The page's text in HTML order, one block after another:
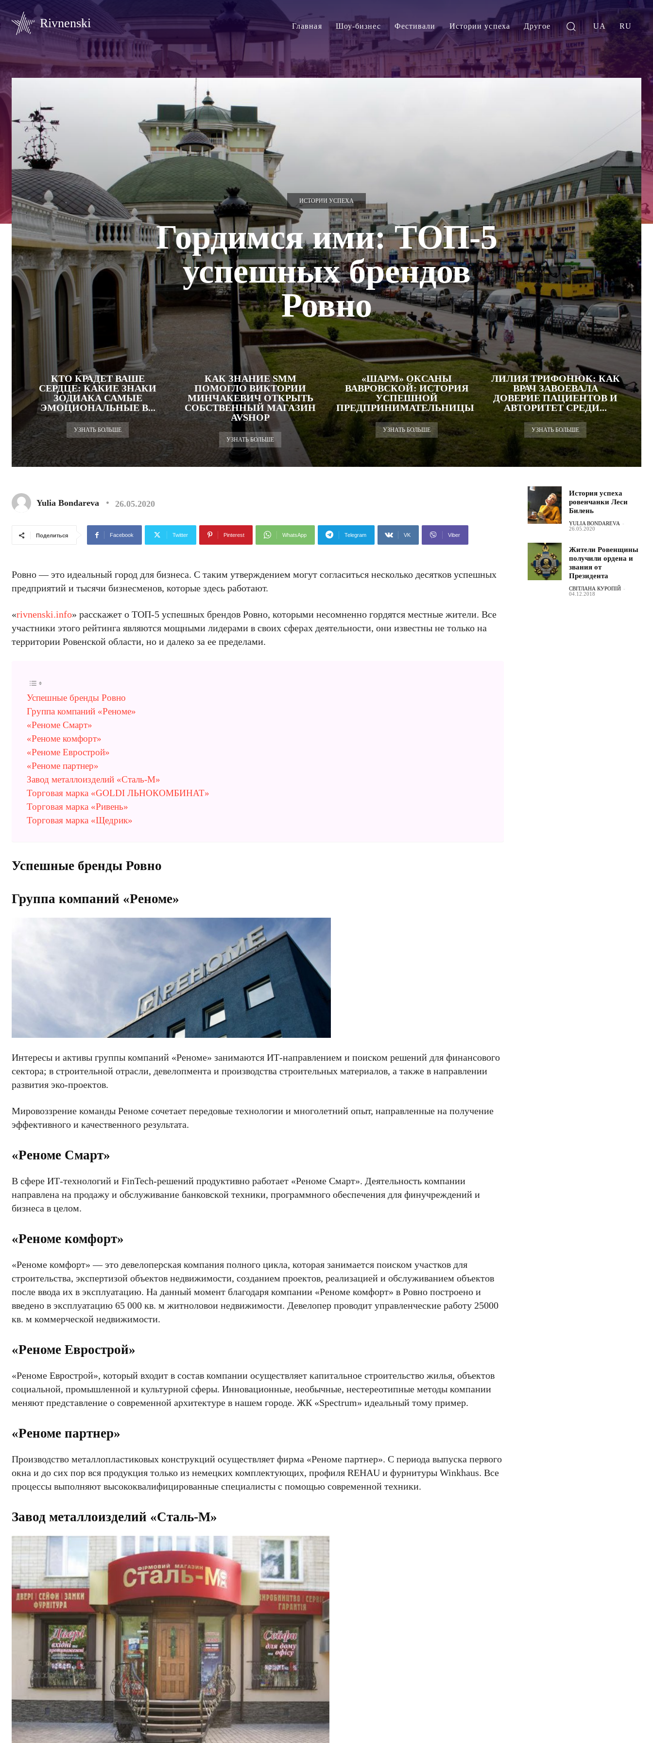
Rivnenski Главная Шоу-бизнес Фестивали Истории успеха Другое UA RU
ИСТОРИИ УСПЕХА
Гордимся ими: ТОП-5
успешных брендов
Ровно
КТО КРАДЕТ ВАШЕ
СЕРДЦЕ: КАКИЕ ЗНАКИ
ЗОДИАКА САМЫЕ
ЭМОЦИОНАЛЬНЫЕ В...
УЗНАТЬ БОЛЬШЕ
КАК ЗНАНИЕ SMM
ПОМОГЛО ВИКТОРИИ
МИНЧАКЕВИЧ ОТКРЫТЬ
СОБСТВЕННЫЙ МАГАЗИН
AVSHOP
УЗНАТЬ БОЛЬШЕ
«ШАРМ» ОКСАНЫ
ВАВРОВСКОЙ: ИСТОРИЯ
УСПЕШНОЙ
ПРЕДПРИНИМАТЕЛЬНИЦЫ
УЗНАТЬ БОЛЬШЕ
ЛИЛИЯ ТРИФОНЮК: КАК
ВРАЧ ЗАВОЕВАЛА
ДОВЕРИЕ ПАЦИЕНТОВ И
АВТОРИТЕТ СРЕДИ...
УЗНАТЬ БОЛЬШЕ
Yulia Bondareva 26.05.2020
Поделиться Facebook Twitter Pinterest WhatsApp Telegram VK Viber
Ровно — это идеальный город для бизнеса. С таким утверждением могут согласиться несколько десятков успешных
предприятий и тысячи бизнесменов, которые здесь работают.
«rivnenski.info» расскажет о ТОП-5 успешных брендов Ровно, которыми несомненно гордятся местные жители. Все
участники этого рейтинга являются мощными лидерами в своих сферах деятельности, они известны не только на
территории Ровенской области, но и далеко за ее пределами.
Успешные бренды Ровно
Группа компаний «Реноме»
«Реноме Смарт»
«Реноме комфорт»
«Реноме Еврострой»
«Реноме партнер»
Завод металлоизделий «Сталь-М»
Торговая марка «GOLDI ЛЬНОКОМБИНАТ»
Торговая марка «Ривень»
Торговая марка «Щедрик»
Успешные бренды Ровно
Группа компаний «Реноме»
Интересы и активы группы компаний «Реноме» занимаются ИТ-направлением и поиском решений для финансового
сектора; в строительной отрасли, девелопмента и производства строительных материалов, а также в направлении
развития эко-проектов.
Мировоззрение команды Реноме сочетает передовые технологии и многолетний опыт, направленные на получение
эффективного и качественного результата.
«Реноме Смарт»
В сфере ИТ-технологий и FinTech-решений продуктивно работает «Реноме Смарт». Деятельность компании
направлена ​​на продажу и обслуживание банковской техники, программного обеспечения для финучреждений и
бизнеса в целом.
«Реноме комфорт»
«Реноме комфорт» — это девелоперская компания полного цикла, которая занимается поиском участков для
строительства, экспертизой объектов недвижимости, созданием проектов, реализацией и обслуживанием объектов
после ввода их в эксплуатацию. На данный момент благодаря компании «Реноме комфорт» в Ровно построено и
введено в эксплуатацию 65 000 кв. м житноловои недвижимости. Девелопер проводит управленческие работу 25000
кв. м коммерческой недвижимости.
«Реноме Еврострой»
«Реноме Еврострой», который входит в состав компании осуществляет капитальное строительство жилья, объектов
социальной, промышленной и культурной сферы. Инновационные, необычные, нестереотипные методы компании
меняют представление о современной архитектуре в нашем городе. ЖК «Spectrum» идеальный тому пример.
«Реноме партнер»
Производство металлопластиковых конструкций осуществляет фирма «Реноме партнер». С периода выпуска первого
окна и до сих пор вся продукция только из немецких комплектующих, профиля REHAU и фурнитуры Winkhaus. Все
процессы выполняют высококвалифицированные специалисты с помощью современной техники.
Завод металлоизделий «Сталь-М»
История успеха
ровенчанки Леси
Билень
YULIA BONDAREVA -
26.05.2020
Жители Ровенщины
получили ордена и
звания от
Президента
СВІТЛАНА КУРОПІЙ -
04.12.2018